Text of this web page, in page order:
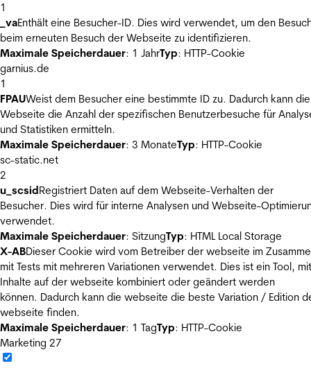
1
_vaEnthält eine Besucher-ID. Dies wird verwendet, um den
beim erneuten Besuch der Webseite zu identifizieren.
Maximale Speicherdauer: 1 JahrTyp: HTTP-Cookie
garnius.de
1
FPAUWeist dem Besucher eine bestimmte ID zu. Dadurch kann die
Webseite die Anzahl der spezifischen Benutzerbesuche für
und Statistiken ermitteln.
Maximale Speicherdauer: 3 MonateTyp: HTTP-Cookie
sc-static.net
2
u_scsidRegistriert Daten auf dem Webseite-Verhalten der
Besucher. Dies wird für interne Analysen und Webseite-
verwendet.
Maximale Speicherdauer: SitzungTyp: HTML Local Storage
X-ABDieser Cookie wird vom Betreiber der webseite im
mit Tests mit mehreren Variationen verwendet. Dies ist ein Tool,
Inhalte auf der webseite kombiniert oder geändert werden
können. Dadurch kann die webseite die beste Variation / Edition
webseite finden.
Maximale Speicherdauer: 1 TagTyp: HTTP-Cookie
Marketing 27